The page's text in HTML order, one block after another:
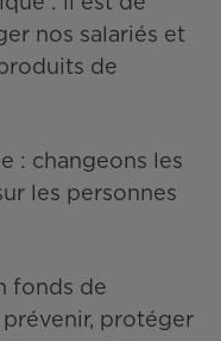
nos salariés et
de
: changeons les
les personnes
fonds de
protéger